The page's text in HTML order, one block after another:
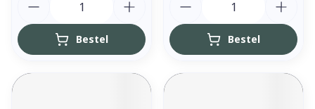
Bestel Bestel